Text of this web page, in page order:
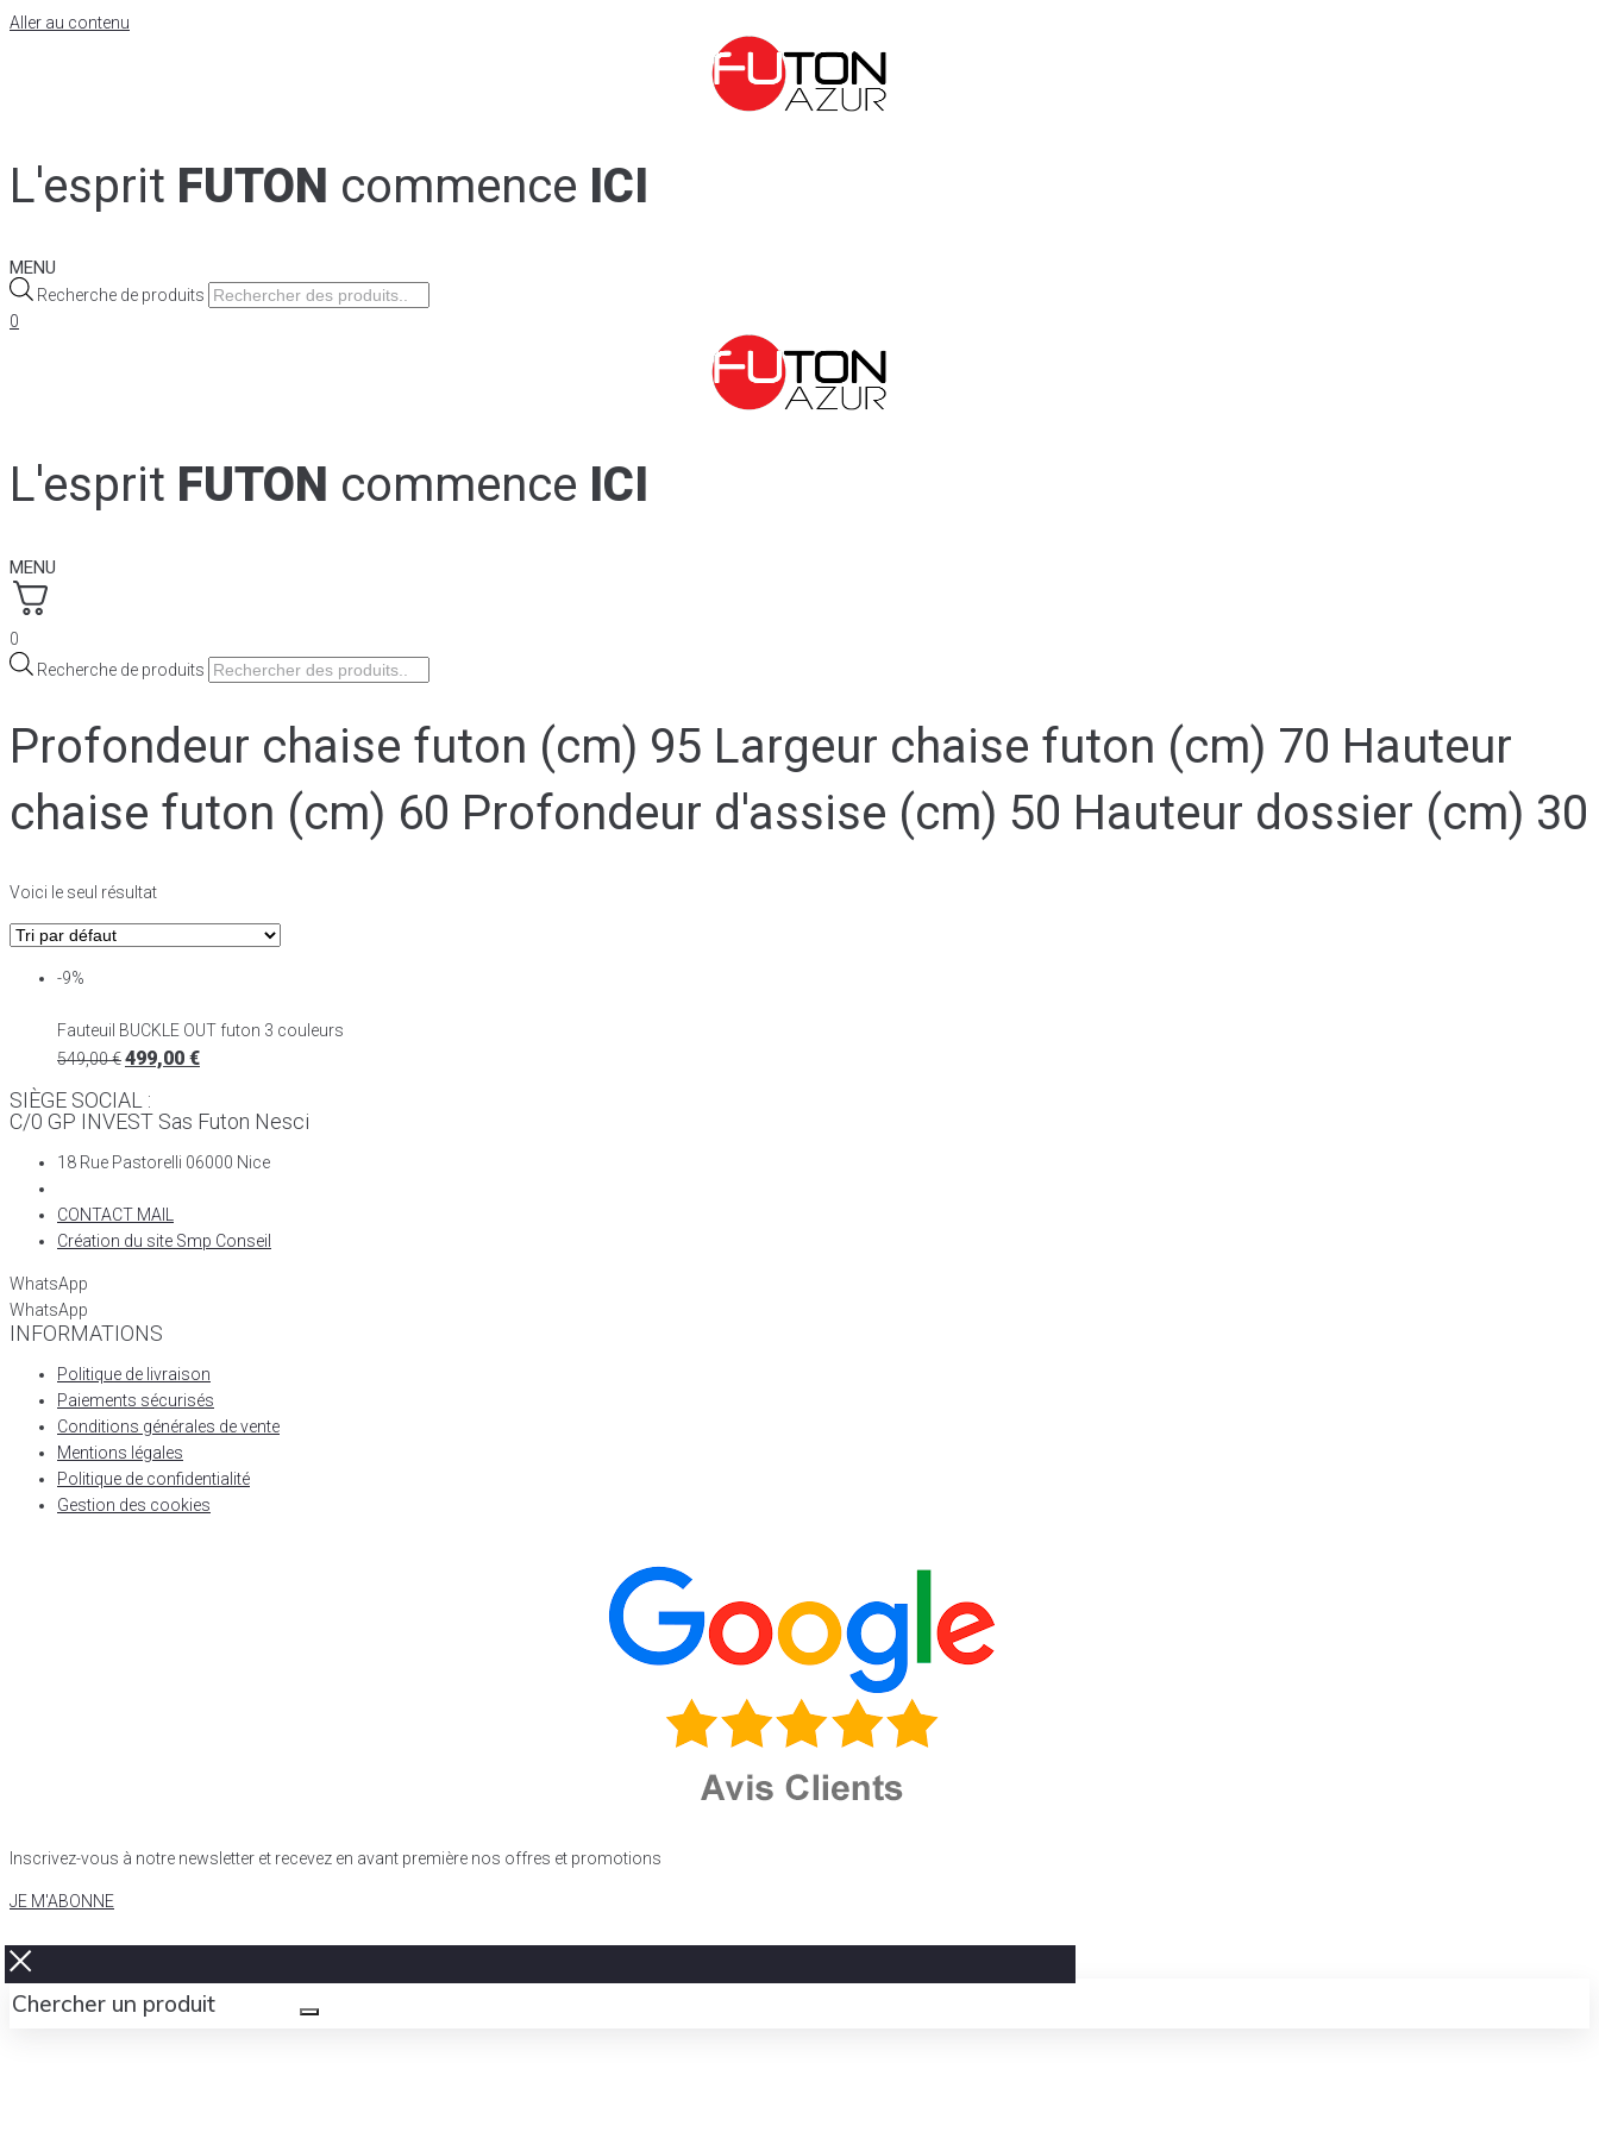
Aller au contenu
L'esprit FUTON commence ICI
MENU
Recherche de produits
0
L'esprit FUTON commence ICI
MENU
0
Recherche de produits
Profondeur chaise futon (cm) 95 Largeur chaise futon (cm) 70 Hauteur
chaise futon (cm) 60 Profondeur d'assise (cm) 50 Hauteur dossier (cm) 30
Voici le seul résultat
-9%
Fauteuil BUCKLE OUT futon 3 couleurs
549,00€499,00 €
SIÈGE SOCIAL :
C/0 GP INVEST Sas Futon Nesci
18 Rue Pastorelli 06000 Nice
CONTACT MAIL
Création du site Smp Conseil
WhatsApp
WhatsApp
INFORMATIONS
Politique de livraison
Paiements sécurisés
Conditions générales de vente
Mentions légales
Politique de confidentialité
Gestion des cookies
Inscrivez-vous à notre newsletter et recevez en avant première nos offres et promotions
JE M'ABONNE